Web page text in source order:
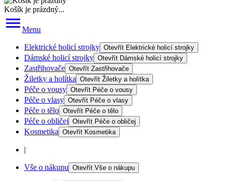
Košík je prázdný...
Menu
Elektrické holicí strojky Otevřít Elektrické holicí strojky
Dámské holicí strojky Otevřít Dámské holicí strojky
Zastřihovače Otevřít Zastřihovače
Žiletky a holítka Otevřít Žiletky a holítka
Péče o vousy Otevřít Péče o vousy
Péče o vlasy Otevřít Péče o vlasy
Péče o tělo Otevřít Péče o tělo
Péče o obličej Otevřít Péče o obličej
Kosmetika Otevřít Kosmetika
|
Vše o nákupu Otevřít Vše o nákupu